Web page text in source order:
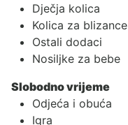
Dječja kolica
Kolica za blizance
Ostali dodaci
Nosiljke za bebe
Slobodno vrijeme
Odjeća i obuća
Igra